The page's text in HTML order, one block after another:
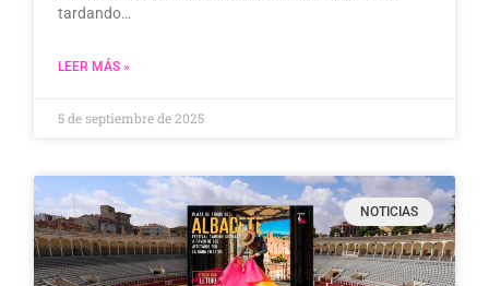
tardando…
LEER MÁS »
5 de septiembre de 2025
NOTICIAS